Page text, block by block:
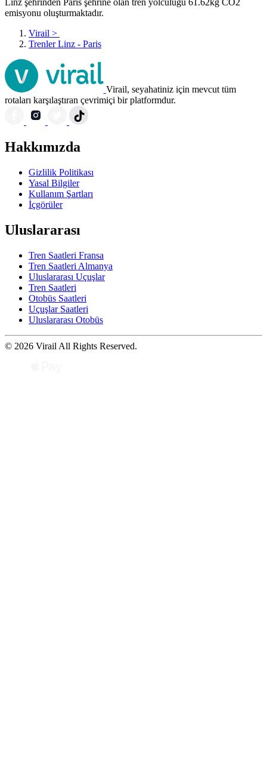
Linz şehrinden Paris şehrine olan tren yolculuğu 61.62kg CO2
emisyonu oluşturmaktadır.
Virail >
Trenler Linz - Paris
Virail, seyahatiniz için mevcut tüm
rotaları karşılaştıran çevrimiçi bir platformdur.
Hakkımızda
Gizlilik Politikası
Yasal Bilgiler
Kullanım Şartları
İçgörüler
Uluslararası
Tren Saatleri Fransa
Tren Saatleri Almanya
Uluslararası Uçuşlar
Tren Saatleri
Otobüs Saatleri
Uçuşlar Saatleri
Uluslararası Otobüs
© 2026 Virail All Rights Reserved.